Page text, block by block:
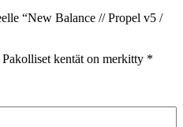
“New Balance // Propel v5 /
Pakolliset kentät on merkitty *